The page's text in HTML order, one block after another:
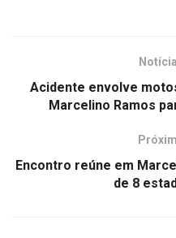
Acidente envolve
Marcelino Ramos
Encontro reúne em
de 8